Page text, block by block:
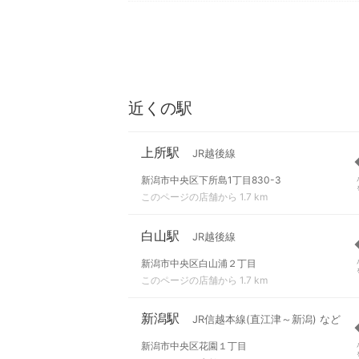
近くの駅
上所駅 JR越後線
新潟市中央区下所島1丁目830-3
このページの店舗から 1.7 km
白山駅 JR越後線
新潟市中央区白山浦２丁目
このページの店舗から 1.7 km
新潟駅 JR信越本線(直江津～新潟) など
新潟市中央区花園１丁目